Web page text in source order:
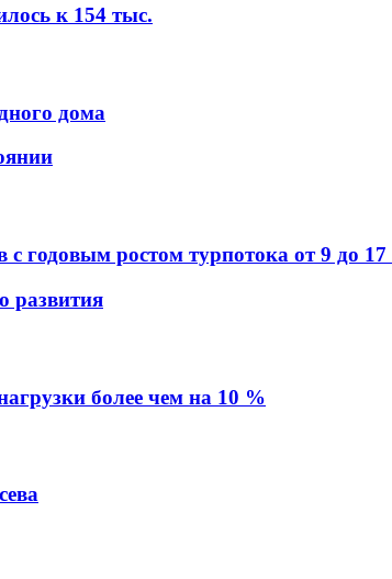
к 154 тыс.
дома
годовым ростом турпотока от 9 до
развития
более чем на 10 %